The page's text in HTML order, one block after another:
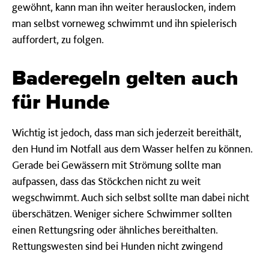
gewöhnt, kann man ihn weiter herauslocken, indem
man selbst vorneweg schwimmt und ihn spielerisch
auffordert, zu folgen.
Baderegeln gelten auch
für Hunde
Wichtig ist jedoch, dass man sich jederzeit bereithält,
den Hund im Notfall aus dem Wasser helfen zu können.
Gerade bei Gewässern mit Strömung sollte man
aufpassen, dass das Stöckchen nicht zu weit
wegschwimmt. Auch sich selbst sollte man dabei nicht
überschätzen. Weniger sichere Schwimmer sollten
einen Rettungsring oder ähnliches bereithalten.
Rettungswesten sind bei Hunden nicht zwingend